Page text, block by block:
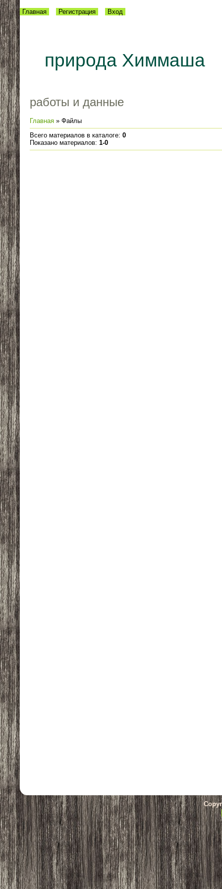
природа Химмаша
Главная Регистрация Вход
работы и данные
Главная » Файлы
Всего материалов в каталоге: 0
Показано материалов: 1-0